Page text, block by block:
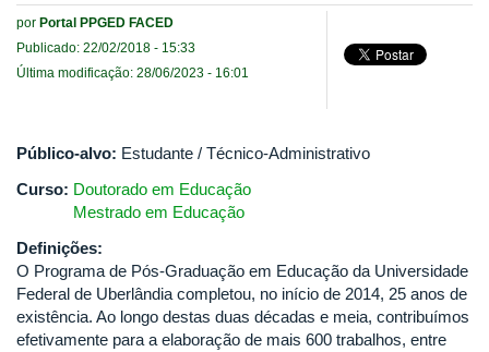
por Portal PPGED FACED
Publicado: 22/02/2018 - 15:33
Última modificação: 28/06/2023 - 16:01
Público-alvo: Estudante / Técnico-Administrativo
Curso: Doutorado em Educação
Mestrado em Educação
Definições:
O Programa de Pós-Graduação em Educação da Universidade
Federal de Uberlândia completou, no início de 2014, 25 anos de
existência. Ao longo destas duas décadas e meia, contribuímos
efetivamente para a elaboração de mais 600 trabalhos, entre